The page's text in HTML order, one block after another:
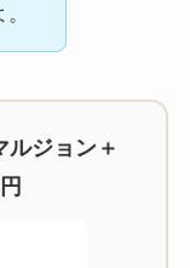
ルジョン＋